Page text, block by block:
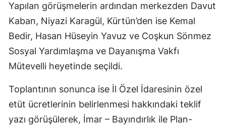
Nevşehir
Ordu
Sakarya
Samsun
Yapılan görüşmelerin ardından merkezden Davut
Kaban, Niyazi Karagül, Kürtün’den ise Kemal
Bedir, Hasan Hüseyin Yavuz ve Coşkun Sönmez
Sosyal Yardımlaşma ve Dayanışma Vakfı
Mütevelli heyetinde seçildi.
Toplantının sonunca ise İl Özel İdaresinin özel
etüt ücretlerinin belirlenmesi hakkındaki teklif
yazı görüşülerek, İmar – Bayındırlık ile Plan-